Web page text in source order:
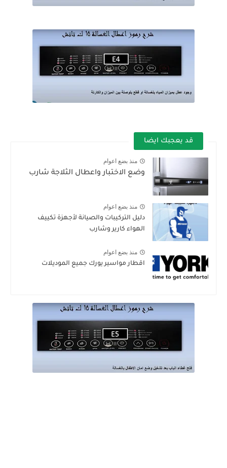
قد يعجبك ايضا
منذ بضع اعوام
وضع الاختبار واعطال الثلاجة شارب
منذ بضع اعوام
دليل التركيبات والصيانة لأجهزة تكييف
الهواء كارير وشارب
منذ بضع اعوام
اقطار مواسير يورك جميع الموديلات